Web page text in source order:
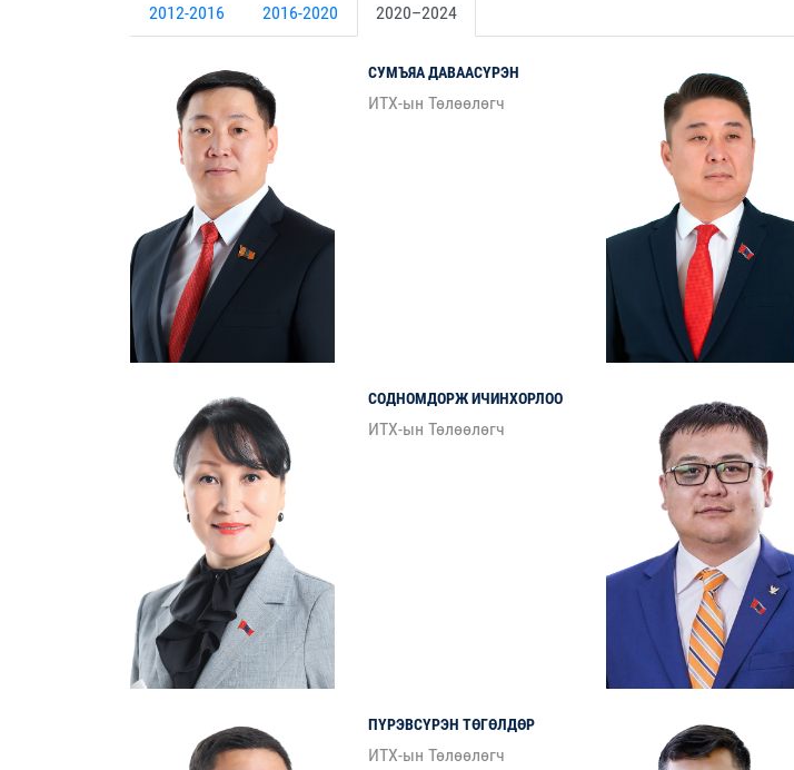
2012-2016 2016-2020 2020–2024
СУМЪЯА ДАВААСҮРЭН
ИТХ-ын Төлөөлөгч
СОДНОМДОРЖ ИЧИНХОРЛОО
ИТХ-ын Төлөөлөгч
ПҮРЭВСҮРЭН ТӨГӨЛДӨР
ИТХ-ын Төлөөлөгч